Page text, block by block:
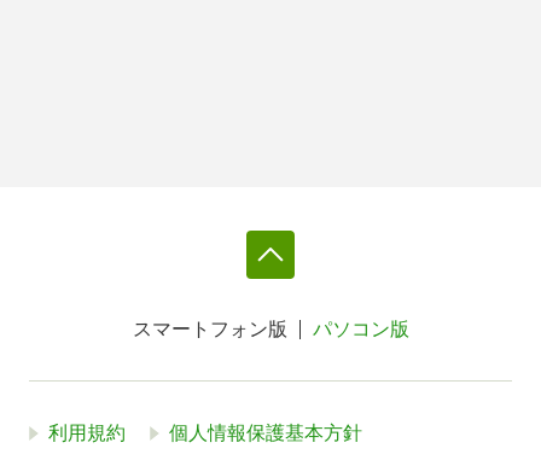
スマートフォン版 パソコン版
利用規約 個人情報保護基本方針